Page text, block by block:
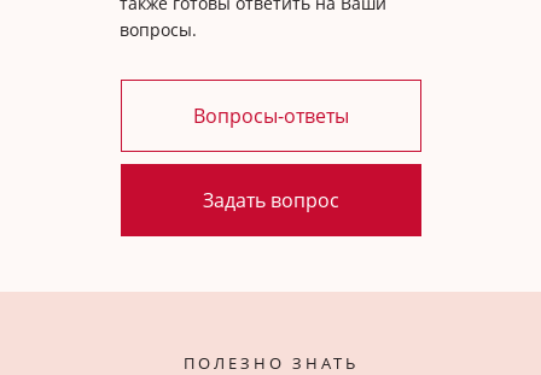
вопросы.
Вопросы-ответы
Задать вопрос
ПОЛЕЗНО ЗНАТЬ